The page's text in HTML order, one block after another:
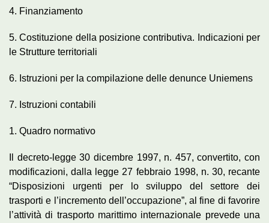
4. Finanziamento
5. Costituzione della posizione contributiva. Indicazioni per
le Strutture territoriali
6. Istruzioni per la compilazione delle denunce Uniemens
7. Istruzioni contabili
1. Quadro normativo
Il decreto-legge 30 dicembre 1997, n. 457, convertito, con
modificazioni, dalla legge 27 febbraio 1998, n. 30, recante
“Disposizioni urgenti per lo sviluppo del settore dei
trasporti e l’incremento dell’occupazione”, al fine di favorire
l’attività di trasporto marittimo internazionale prevede una